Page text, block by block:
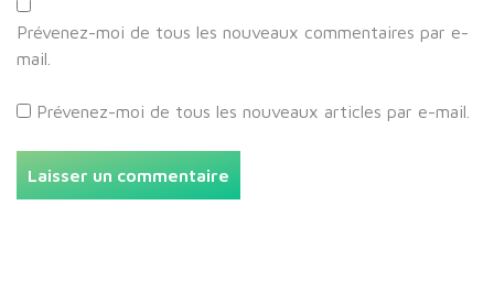
Prévenez-moi de tous les nouveaux commentaires par e-
mail.
Prévenez-moi de tous les nouveaux articles par e-mail.